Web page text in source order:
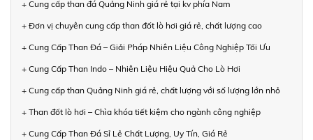
+ Cung cấp than đá Quảng Ninh giá rẻ tại kv phía Nam
+ Đơn vị chuyên cung cấp than đốt lò hơi giá rẻ, chất lượng cao
+ Cung Cấp Than Đá – Giải Pháp Nhiên Liệu Công Nghiệp Tối Ưu
+ Cung Cấp Than Indo – Nhiên Liệu Hiệu Quả Cho Lò Hơi
+ Cung cấp than Quảng Ninh giá rẻ, chất lượng với số lượng lớn nhỏ
+ Than đốt lò hơi – Chìa khóa tiết kiệm cho ngành công nghiệp
+ Cung Cấp Than Đá Sỉ Lẻ Chất Lượng, Uy Tín, Giá Rẻ